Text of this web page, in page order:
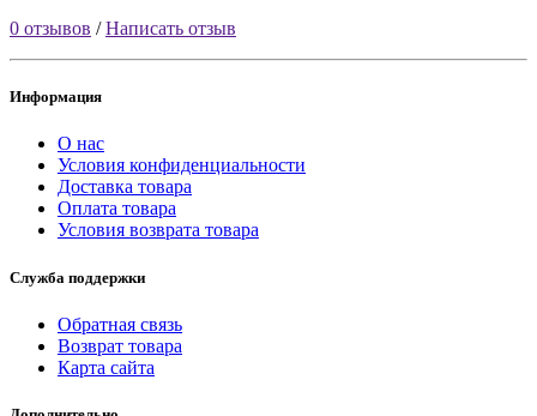
0 отзывов /Написать отзыв
Информация
О нас
Условия конфиденциальности
Доставка товара
Оплата товара
Условия возврата товара
Служба поддержки
Обратная связь
Возврат товара
Карта сайта